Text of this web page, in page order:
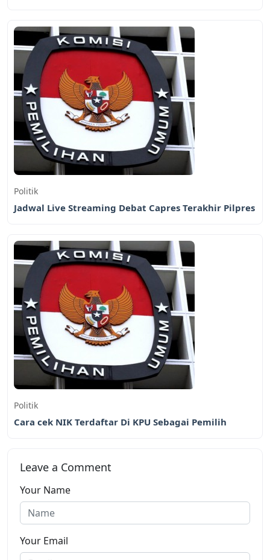
Politik
Jadwal Live Streaming Debat Capres Terakhir Pilpres
Politik
Cara cek NIK Terdaftar Di KPU Sebagai Pemilih
Leave a Comment
Your Name
Your Email